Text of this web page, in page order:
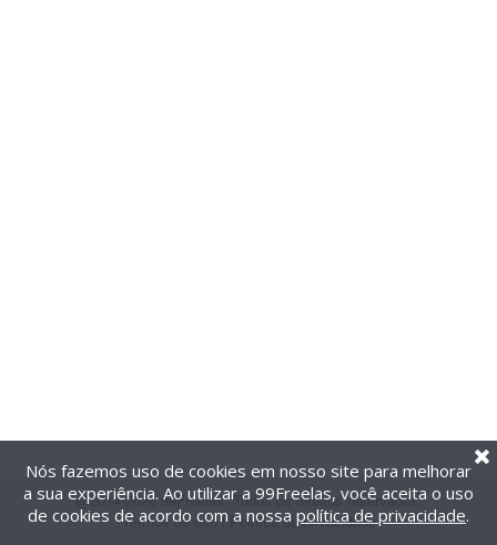
@2014-2026 99Freelas. Todos os direitos reservados.
Termos de uso| Política de privacidade
Nós fazemos uso de cookies em nosso site para melhorar
a sua experiência. Ao utilizar a 99Freelas, você aceita o uso
de cookies de acordo com a nossa política de privacidade.